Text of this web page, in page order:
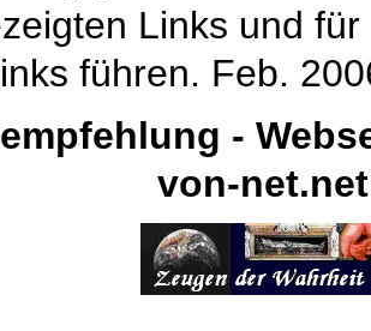
Links und
führen. Feb.
-
von-net.net